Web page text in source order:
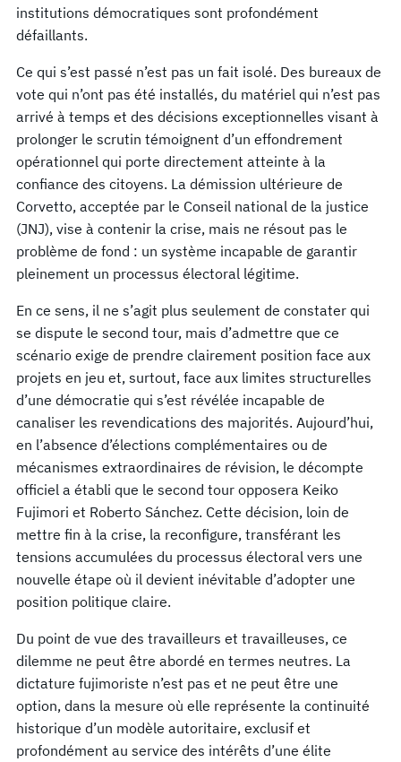
institutions démocratiques sont profondément
défaillants.
Ce qui s’est passé n’est pas un fait isolé. Des bureaux de
vote qui n’ont pas été installés, du matériel qui n’est pas
arrivé à temps et des décisions exceptionnelles visant à
prolonger le scrutin témoignent d’un effondrement
opérationnel qui porte directement atteinte à la
confiance des citoyens. La démission ultérieure de
Corvetto, acceptée par le Conseil national de la justice
(JNJ), vise à contenir la crise, mais ne résout pas le
problème de fond : un système incapable de garantir
pleinement un processus électoral légitime.
En ce sens, il ne s’agit plus seulement de constater qui
se dispute le second tour, mais d’admettre que ce
scénario exige de prendre clairement position face aux
projets en jeu et, surtout, face aux limites structurelles
d’une démocratie qui s’est révélée incapable de
canaliser les revendications des majorités. Aujourd’hui,
en l’absence d’élections complémentaires ou de
mécanismes extraordinaires de révision, le décompte
officiel a établi que le second tour opposera Keiko
Fujimori et Roberto Sánchez. Cette décision, loin de
mettre fin à la crise, la reconfigure, transférant les
tensions accumulées du processus électoral vers une
nouvelle étape où il devient inévitable d’adopter une
position politique claire.
Du point de vue des travailleurs et travailleuses, ce
dilemme ne peut être abordé en termes neutres. La
dictature fujimoriste n’est pas et ne peut être une
option, dans la mesure où elle représente la continuité
historique d’un modèle autoritaire, exclusif et
profondément au service des intérêts d’une élite